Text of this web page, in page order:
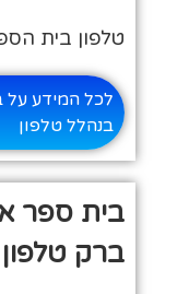
טלפון בית הספר: 04-
לכל המידע על
בנהלל טלפון
בית ספר
ברק טלפון